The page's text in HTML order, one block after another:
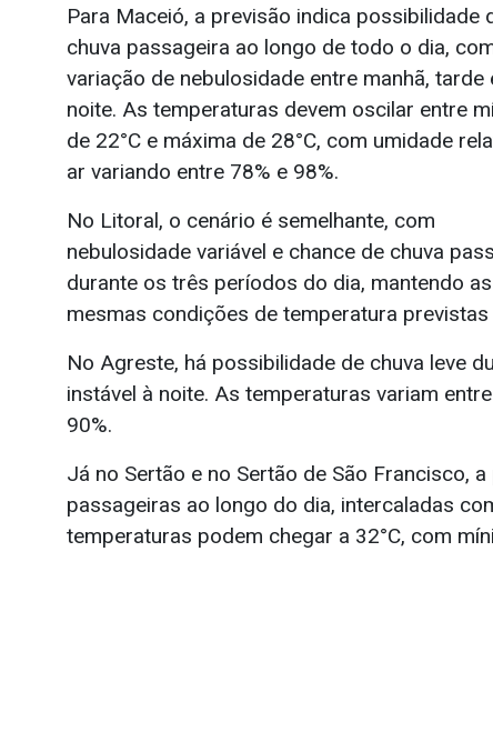
Para Maceió, a previsão indica possibilidade
chuva passageira ao longo de todo o dia,
variação de nebulosidade entre manhã, tarde
noite. As temperaturas devem oscilar entre
de 22°C e máxima de 28°C, com umidade
ar variando entre 78% e 98%.
No Litoral, o cenário é semelhante, com
nebulosidade variável e chance de chuva
durante os três períodos do dia, mantendo as
mesmas condições de temperatura previstas
No Agreste, há possibilidade de chuva leve
instável à noite. As temperaturas variam
90%.
Já no Sertão e no Sertão de São Francisco,
passageiras ao longo do dia, intercaladas
temperaturas podem chegar a 32°C, com